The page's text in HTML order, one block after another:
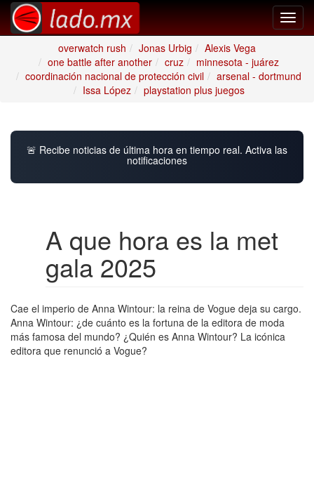
overwatch rush
Jonas Urbig
Alexis Vega
one battle after another
cruz
minnesota - juárez
coordinación nacional de protección civil
arsenal - dortmund
Issa López
playstation plus juegos
🚨 Recibe noticias de última hora en tiempo real. Activa las
notificaciones
A que hora es la met
gala 2025
Cae el imperio de Anna Wintour: la reina de Vogue deja su cargo.
Anna Wintour: ¿de cuánto es la fortuna de la editora de moda
más famosa del mundo? ¿Quién es Anna Wintour? La icónica
editora que renunció a Vogue?